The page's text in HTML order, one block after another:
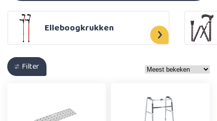
Elleboogkrukken
Filter